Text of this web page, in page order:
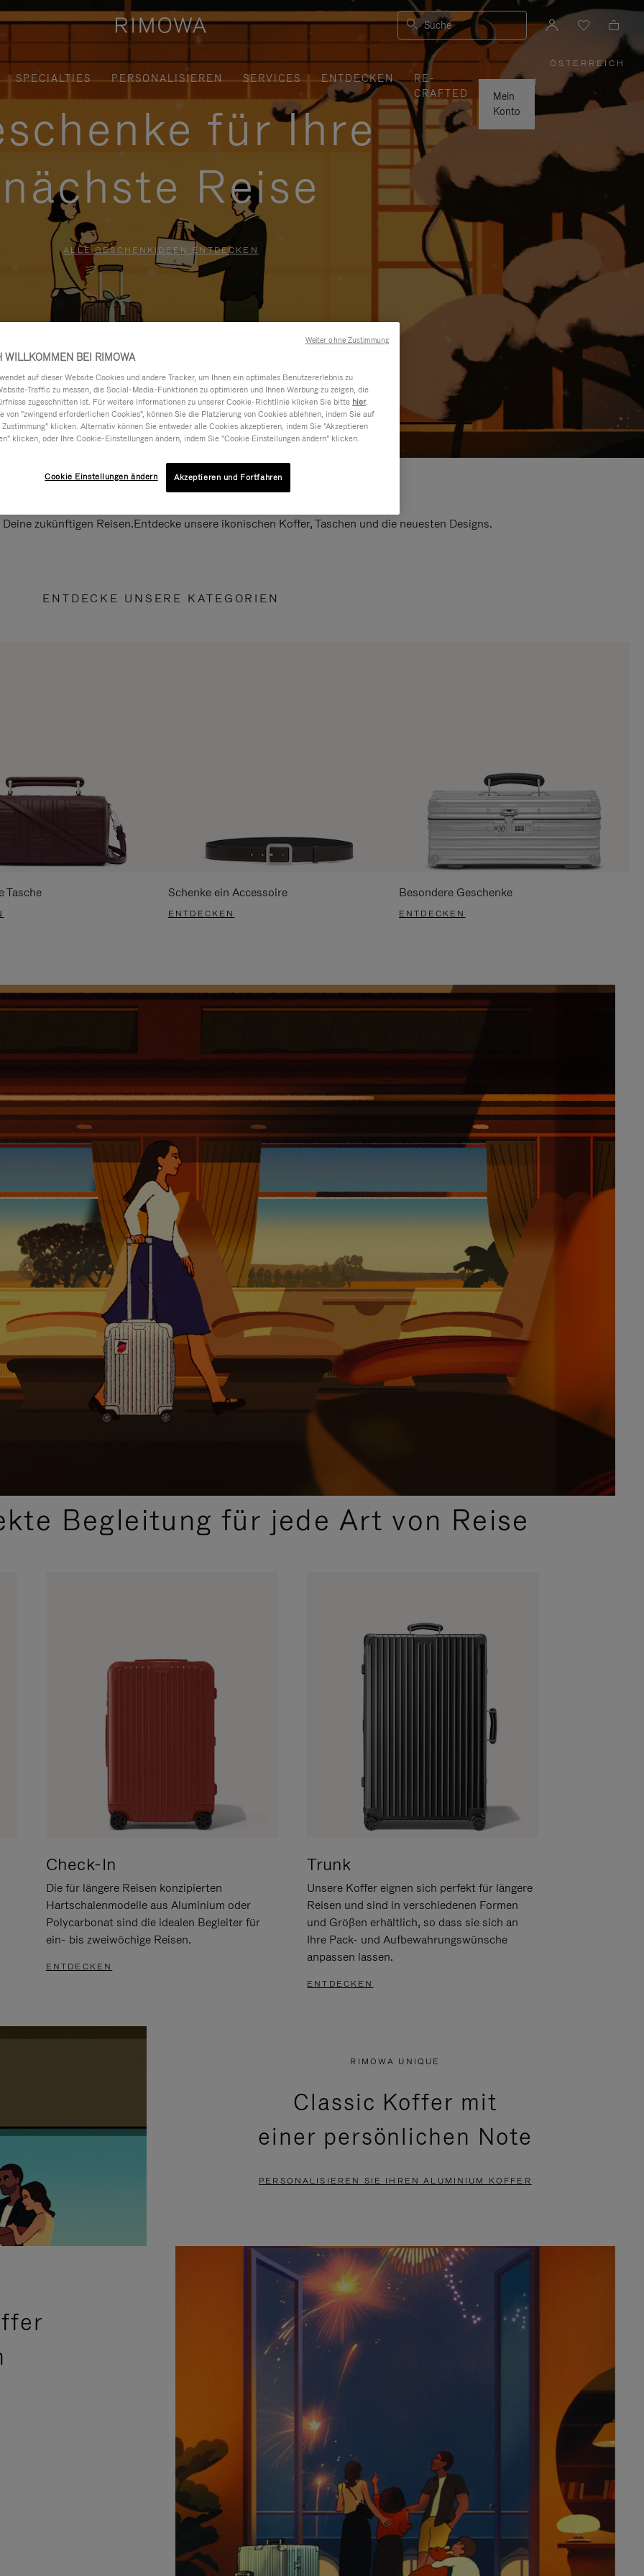
Suche
SPECIALTIES PERSONALISIEREN SERVICES ENTDECKEN
RE-
CRAFTED
Mein
Konto
ÖSTERREICH
,
WÄHLEN
IHRE
REGION
AUS
|
für Ihre
nächste Reise
ALLE GESCHENKIDEEN ENTDECKEN
zukünftigen Reisen.Entdecke unsere ikonischen Koffer, Taschen und die neuesten Designs.
ENTDECKE UNSERE KATEGORIEN
Tasche Schenke ein Accessoire
ENTDECKEN
Besondere Geschenke
ENTDECKEN
Begleitung für jede Art von Reise
Check-In
Die für längere Reisen konzipierten
Hartschalenmodelle aus Aluminium oder
Polycarbonat sind die idealen Begleiter für
ein- bis zweiwöchige Reisen.
ENTDECKEN
Trunk
Unsere Koffer eignen sich perfekt für längere
Reisen und sind in verschiedenen Formen
und Größen erhältlich, so dass sie sich an
Ihre Pack- und Aufbewahrungswünsche
anpassen lassen.
ENTDECKEN
RIMOWA UNIQUE
Classic Koffer mit
einer persönlichen Note
PERSONALISIEREN SIE IHREN ALUMINIUM KOFFER
WILLKOMMEN BEI RIMOWA
auf dieser Website Cookies und andere Tracker, um Ihnen ein optimales Benutzererlebnis zu
Traffic zu messen, die Social-Media-Funktionen zu optimieren und Ihnen Werbung zu zeigen, die
zugeschnitten ist. Für weitere Informationen zu unserer Cookie-Richtlinie klicken Sie bitte hier.
von "zwingend erforderlichen Cookies", können Sie die Platzierung von Cookies ablehnen, indem Sie auf
klicken. Alternativ können Sie entweder alle Cookies akzeptieren, indem Sie "Akzeptieren
klicken, oder Ihre Cookie-Einstellungen ändern, indem Sie "Cookie Einstellungen ändern" klicken.
Cookie Einstellungen ändern Akzeptieren und Fortfahren
Weiter ohne Zustimmung